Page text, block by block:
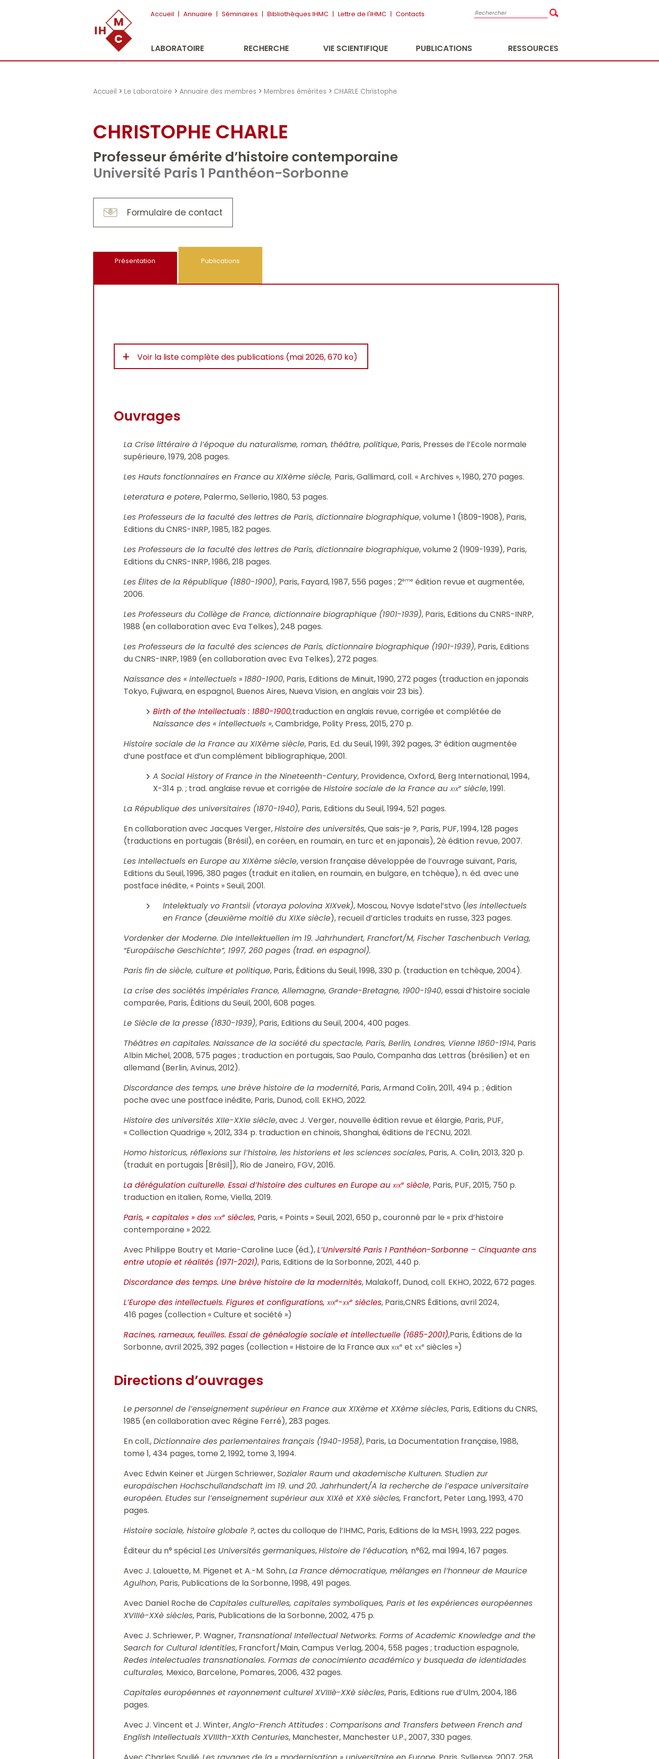
Accueil | Annuaire | Séminaires | Bibliothèques IHMC | Lettre de l'IHMC | Contacts
LABORATOIRE RECHERCHE VIE SCIENTIFIQUE PUBLICATIONS RESSOURCES
Accueil >Le Laboratoire >Annuaire des membres >Membres émérites > CHARLE Christophe
CHRISTOPHE CHARLE
Professeur émérite d’histoire contemporaine
Université Paris 1 Panthéon-Sorbonne
Formulaire de contact
Présentation Publications
+ Voir la liste complète des publications (mai 2026, 670 ko)
Ouvrages
La Crise littéraire à l’époque du naturalisme, roman, théâtre, politique, Paris, Presses de l’Ecole normale
supérieure, 1979, 208 pages.
Les Hauts fonctionnaires en France au XIXème siècle, Paris, Gallimard, coll. « Archives », 1980, 270 pages.
Leteratura e potere, Palermo, Sellerio, 1980, 53 pages.
Les Professeurs de la faculté des lettres de Paris, dictionnaire biographique, volume 1 (1809-1908), Paris,
Editions du CNRS-INRP, 1985, 182 pages.
Les Professeurs de la faculté des lettres de Paris, dictionnaire biographique, volume 2 (1909-1939), Paris,
Editions du CNRS-INRP, 1986, 218 pages.
Les Élites de la République (1880-1900), Paris, Fayard, 1987, 556 pages ; 2ème édition revue et augmentée,
2006.
Les Professeurs du Collège de France, dictionnaire biographique (1901-1939), Paris, Editions du CNRS-INRP,
1988 (en collaboration avec Eva Telkes), 248 pages.
Les Professeurs de la faculté des sciences de Paris, dictionnaire biographique (1901-1939), Paris, Editions
du CNRS-INRP, 1989 (en collaboration avec Eva Telkes), 272 pages.
Naissance des « intellectuels » 1880-1900, Paris, Editions de Minuit, 1990, 272 pages (traduction en japonais
Tokyo, Fujiwara, en espagnol, Buenos Aires, Nueva Vision, en anglais voir 23 bis).
Birth of the Intellectuals : 1880-1900,traduction en anglais revue, corrigée et complétée de
Naissance des « intellectuels », Cambridge, Polity Press, 2015, 270 p.
Histoire sociale de la France au XIXème siècle, Paris, Ed. du Seuil, 1991, 392 pages, 3e édition augmentée
d’une postface et d’un complément bibliographique, 2001.
A Social History of France in the Nineteenth-Century, Providence, Oxford, Berg International, 1994,
X-314 p. ; trad. anglaise revue et corrigée deHistoire sociale de la France auxixe siècle, 1991.
La République des universitaires (1870-1940), Paris, Editions du Seuil, 1994, 521 pages.
En collaboration avec Jacques Verger,Histoire des universités, Que sais-je ?, Paris, PUF, 1994, 128 pages
(traductions en portugais (Brésil), en coréen, en roumain, en turc et en japonais), 2è édition revue, 2007.
Les Intellectuels en Europe au XIXème siècle, version française développée de l’ouvrage suivant, Paris,
Editions du Seuil, 1996, 380 pages (traduit en italien, en roumain, en bulgare, en tchèque), n. éd. avec une
postface inédite, « Points » Seuil, 2001.
Intelektualy vo Frantsii (vtoraya polovina XIXvek), Moscou, Novye Isdatel’stvo (les intellectuels
en France (deuxième moitié du XIXe siècle), recueil d’articles traduits en russe, 323 pages.
Vordenker der Moderne. Die Intellektuellen im 19. Jahrhundert, Francfort/M, Fischer Taschenbuch Verlag,
“Europäische Geschichte”, 1997, 260 pages (trad. en espagnol).
Paris fin de siècle, culture et politique, Paris, Éditions du Seuil, 1998, 330 p. (traduction en tchèque, 2004).
La crise des sociétés impériales France, Allemagne, Grande-Bretagne, 1900-1940, essai d’histoire sociale
comparée, Paris, Éditions du Seuil, 2001, 608 pages.
Le Siècle de la presse (1830-1939), Paris, Editions du Seuil, 2004, 400 pages.
Théâtres en capitales. Naissance de la société du spectacle, Paris, Berlin, Londres, Vienne 1860-1914, Paris
Albin Michel, 2008, 575 pages ; traduction en portugais, Sao Paulo, Companha das Lettras (brésilien) et en
allemand (Berlin, Avinus, 2012).
Discordance des temps, une brève histoire de la modernité, Paris, Armand Colin, 2011, 494 p. ; édition
poche avec une postface inédite, Paris, Dunod, coll. EKHO, 2022.
Histoire des universités XIIe-XXIe siècle, avec J. Verger, nouvelle édition revue et élargie, Paris, PUF,
« Collection Quadrige », 2012, 334 p. traduction en chinois, Shanghai, éditions de l’ECNU, 2021.
Homo historicus, réflexions sur l’histoire, les historiens et les sciences sociales, Paris, A. Colin, 2013, 320 p.
(traduit en portugais [Brésil]), Rio de Janeiro, FGV, 2016.
La dérégulation culturelle. Essai d’histoire des cultures en Europe auxixe siècle, Paris, PUF, 2015, 750 p.
traduction en italien, Rome, Viella, 2019.
Paris, « capitales » desxixe siècles, Paris, « Points » Seuil, 2021, 650 p., couronné par le « prix d’histoire
contemporaine » 2022.
Avec Philippe Boutry et Marie-Caroline Luce (éd.),L’Université Paris 1 Panthéon-Sorbonne – Cinquante ans
entre utopie et réalités (1971-2021), Paris, Editions de la Sorbonne, 2021, 440 p.
Discordance des temps. Une brève histoire de la modernités, Malakoff, Dunod, coll. EKHO, 2022, 672 pages.
L’Europe des intellectuels. Figures et configurations,xixe-xxe siècles, Paris,CNRS Éditions, avril 2024,
416 pages (collection « Culture et société »)
Racines, rameaux, feuilles. Essai de généalogie sociale et intellectuelle (1685-2001),Paris, Éditions de la
Sorbonne, avril 2025, 392 pages (collection « Histoire de la France auxxixe etxxe siècles »)
Directions d’ouvrages
Le personnel de l’enseignement supérieur en France aux XIXème et XXème siècles, Paris, Editions du CNRS,
1985 (en collaboration avec Régine Ferré), 283 pages.
En coll.,Dictionnaire des parlementaires français (1940-1958), Paris, La Documentation française, 1988,
tome 1, 434 pages, tome 2, 1992, tome 3, 1994.
Avec Edwin Keiner et Jürgen Schriewer,Sozialer Raum und akademische Kulturen. Studien zur
europäischen Hochschullandschaft im 19. und 20.Jahrhundert/A la recherche de l’espace universitaire
européen. Etudes sur l’enseignement supérieur aux XIXè et XXè siècles, Francfort, Peter Lang, 1993, 470
pages.
Histoire sociale, histoire globale ?, actes du colloque de l’IHMC, Paris, Editions de la MSH, 1993, 222 pages.
Éditeur du n° spécialLes Universités germaniques,Histoire de l’éducation, n°62, mai 1994, 167 pages.
Avec J. Lalouette, M. Pigenet et A.-M. Sohn,La France démocratique, mélanges en l’honneur de Maurice
Agulhon, Paris, Publications de la Sorbonne, 1998, 491 pages.
Avec Daniel Roche deCapitales culturelles, capitales symboliques, Paris et les expériences européennes
XVIIIè-XXè siècles, Paris, Publications de la Sorbonne, 2002, 475 p.
Avec J. Schriewer, P. Wagner, Transnational Intellectual Networks. Forms of Academic Knowledge and the
Search for Cultural Identities, Francfort/Main, Campus Verlag, 2004, 558 pages ; traduction espagnole,
Redes intelectuales transnationales.Formas de conocimiento académico y busqueda de identidades
culturales, Mexico, Barcelone, Pomares, 2006, 432 pages.
Capitales européennes et rayonnement culturel XVIIIè-XXè siècles, Paris, Editions rue d’Ulm, 2004, 186
pages.
Avec J. Vincent et J. Winter,Anglo-French Attitudes : Comparisons and Transfers between French and
English Intellectuals XVIIIth-XXth Centuries, Manchester, Manchester U.P., 2007, 330 pages.